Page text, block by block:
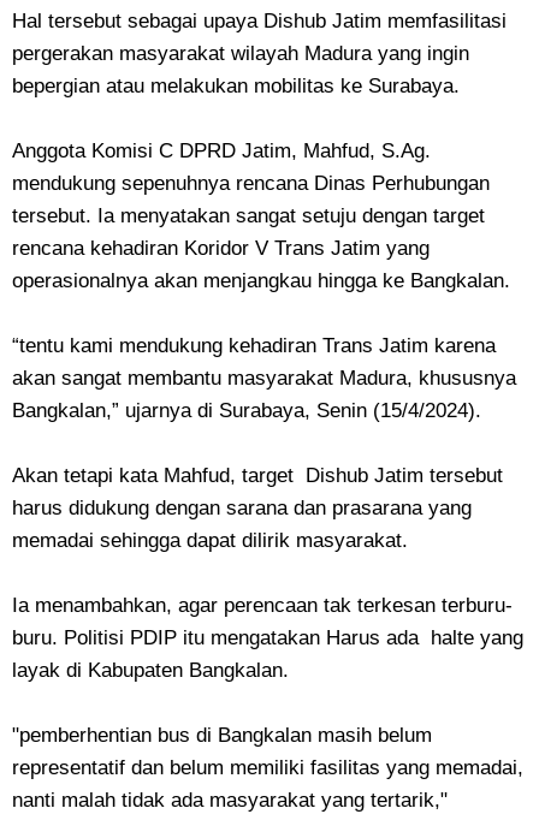
Hal tersebut sebagai upaya Dishub Jatim memfasilitasi
pergerakan masyarakat wilayah Madura yang ingin
bepergian atau melakukan mobilitas ke Surabaya.
Anggota Komisi C DPRD Jatim, Mahfud, S.Ag.
mendukung sepenuhnya rencana Dinas Perhubungan
tersebut. Ia menyatakan sangat setuju dengan target
rencana kehadiran Koridor V Trans Jatim yang
operasionalnya akan menjangkau hingga ke Bangkalan.
“tentu kami mendukung kehadiran Trans Jatim karena
akan sangat membantu masyarakat Madura, khususnya
Bangkalan,” ujarnya di Surabaya, Senin (15/4/2024).
Akan tetapi kata Mahfud, target Dishub Jatim tersebut
harus didukung dengan sarana dan prasarana yang
memadai sehingga dapat dilirik masyarakat.
Ia menambahkan, agar perencaan tak terkesan terburu-
buru. Politisi PDIP itu mengatakan Harus ada halte yang
layak di Kabupaten Bangkalan.
"pemberhentian bus di Bangkalan masih belum
representatif dan belum memiliki fasilitas yang memadai,
nanti malah tidak ada masyarakat yang tertarik,"